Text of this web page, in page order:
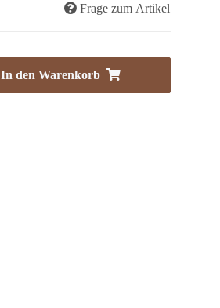
Frage zum Artikel
In den Warenkorb